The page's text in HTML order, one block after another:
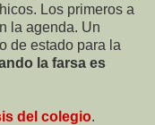
Los primeros a
la agenda. Un
de estado para la
la farsa es
del colegio.